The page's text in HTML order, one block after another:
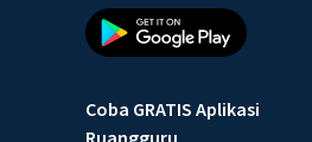
Coba GRATIS Aplikasi